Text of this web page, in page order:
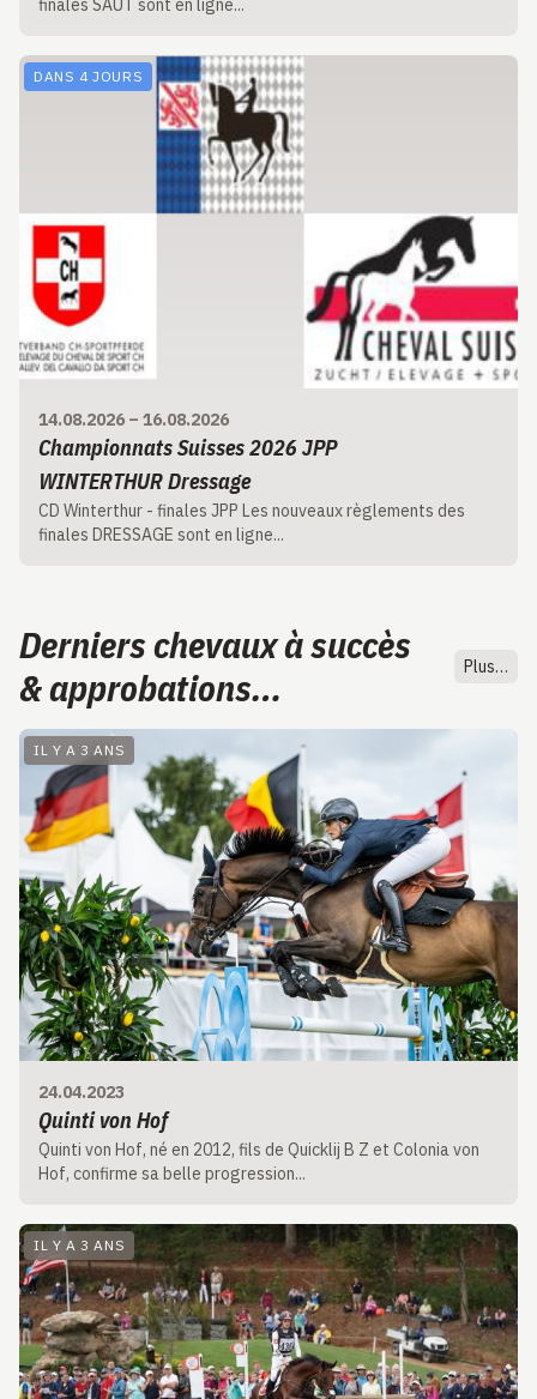
finales SAUT sont en ligne...
DANS 4 JOURS
14.08.2026 – 16.08.2026
Championnats Suisses 2026 JPP
WINTERTHUR Dressage
CD Winterthur - finales JPP Les nouveaux règlements des
finales DRESSAGE sont en ligne...
Derniers chevaux à succès
& approbations…
Plus…
IL Y A 3 ANS
24.04.2023
Quinti von Hof
Quinti von Hof, né en 2012, fils de Quicklij B Z et Colonia von
Hof, confirme sa belle progression...
IL Y A 3 ANS